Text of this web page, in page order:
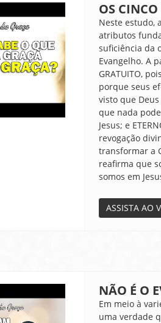
OS
Neste estudo,
atributos
suficiência da
Evangelho. A
GRATUITO,
porque seus
visto que Deus
que nada
Jesus; e
revogação
transformar a
reafirma que
somos em
ASSISTA AO
NÃO É O
Em meio à
uma verdade